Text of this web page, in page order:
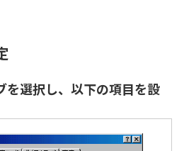
を選択し、以下の項目を設